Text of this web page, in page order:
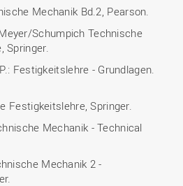
Mechanik Bd.2, Pearson.
Schumpich Technische
Springer.
Festigkeitslehre - Grundlagen.
Festigkeitslehre, Springer.
Mechanik - Technical
Mechanik 2 -